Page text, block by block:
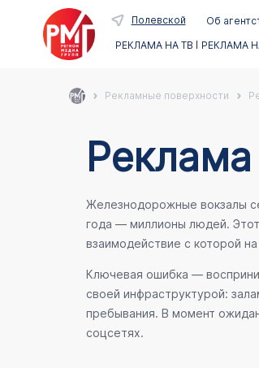
Полевской Об
РЕКЛАМА НА ТВ
РЕКЛАМА
Рекламные поверхности
Железнодорожные вокзалы
года — миллионы людей.
взаимодействие с которой
Ключевая ошибка —
своей инфраструктурой:
пребывания. В момент
соцсетях.